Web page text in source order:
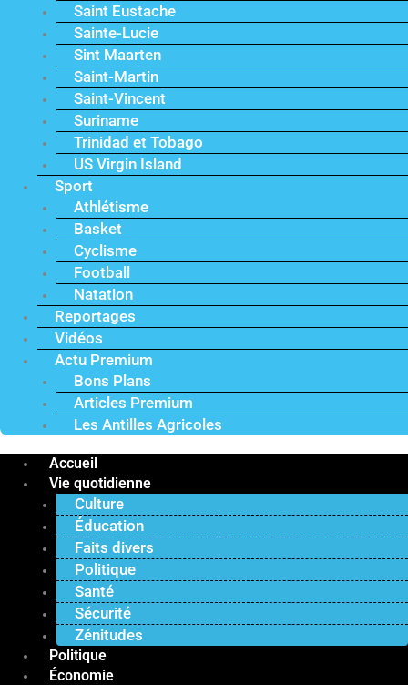
Saint Eustache
Sainte-Lucie
Sint Maarten
Saint-Martin
Saint-Vincent
Suriname
Trinidad et Tobago
US Virgin Island
Sport
Athlétisme
Basket
Cyclisme
Football
Natation
Reportages
Vidéos
Actu Premium
Bons Plans
Articles Premium
Les Antilles Agricoles
Accueil
Vie quotidienne
Culture
Éducation
Faits divers
Politique
Santé
Sécurité
Zénitudes
Politique
Économie